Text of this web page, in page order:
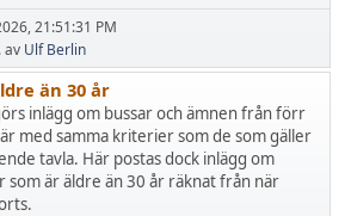
21:51:31 PM
av Ulf Berlin
än 30 år
inlägg om bussar och ämnen från förr
med samma kriterier som de som gäller
tavla. Här postas dock inlägg om
som är äldre än 30 år räknat från när